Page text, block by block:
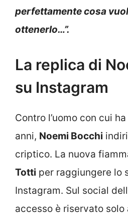
perfettamente cosa
ottenerlo…”.
La replica di
su Instagram
Contro l’uomo con cui
anni, Noemi Bocchi
criptico. La nuova
Totti per raggiungere lo
Instagram. Sul social
accesso è riservato